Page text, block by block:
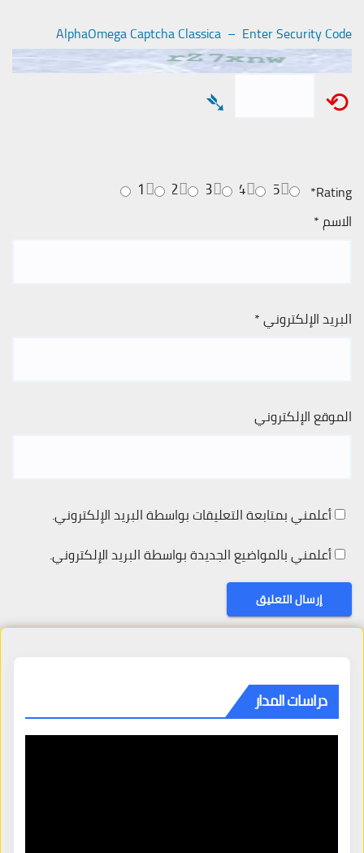
AlphaOmega Captcha Classica – Enter Security Code
⟲
➴
Rating
*
5
4
3
2
1
الاسم*
البريد الإلكتروني*
الموقع الإلكتروني
أعلمني بمتابعة التعليقات بواسطة البريد الإلكتروني.
أعلمني بالمواضيع الجديدة بواسطة البريد الإلكتروني.
دراسات المدار